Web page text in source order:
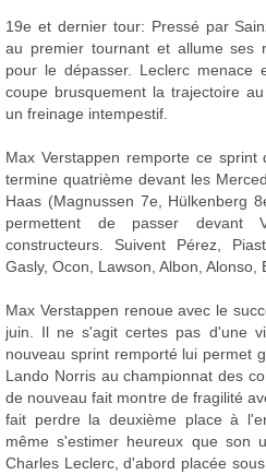
19e et dernier tour: Pressé par
au premier tournant et allume ses
pour le dépasser. Leclerc menace
coupe brusquement la trajectoire
un freinage intempestif.
Max Verstappen remporte ce
termine quatrième devant les
Haas (Magnussen 7e, Hülkenberg
permettent de passer devant
constructeurs. Suivent Pérez,
Gasly, Ocon, Lawson, Albon, Alonso,
Max Verstappen renoue avec le
juin. Il ne s'agit certes pas d'une
nouveau sprint remporté lui permet
Lando Norris au championnat des
de nouveau fait montre de fragilité
fait perdre la deuxième place à
même s'estimer heureux que son
Charles Leclerc, d'abord placée